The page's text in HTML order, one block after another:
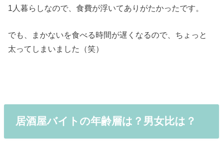
1人暮らしなので、食費が浮いてありがたかったです。
でも、まかないを食べる時間が遅くなるので、ちょっと
太ってしまいました（笑）
居酒屋バイトの年齢層は？男女比は？